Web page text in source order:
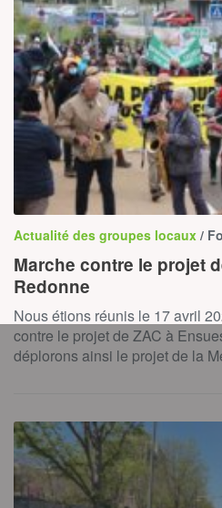
Actualité des groupes locaux /
Marche contre le projet
Redonne
Nous étions réunis le 17 avril
contre le projet de ZAC à
déplorons ainsi le projet de la